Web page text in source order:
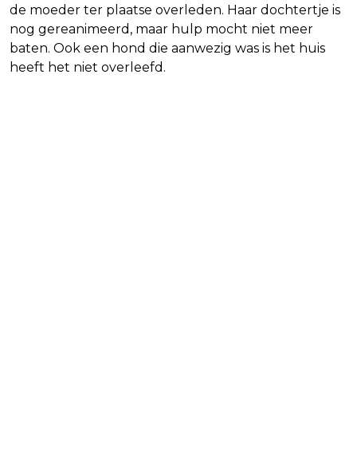
de moeder ter plaatse overleden. Haar dochtertje is
nog gereanimeerd, maar hulp mocht niet meer
baten. Ook een hond die aanwezig was is het huis
heeft het niet overleefd.